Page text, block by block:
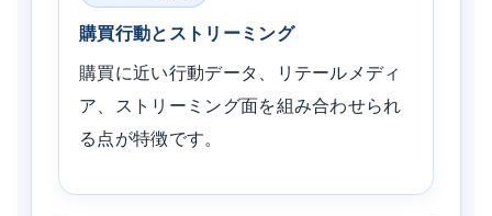
購買行動とストリーミング
購買に近い行動データ、リテールメディ
ア、ストリーミング面を組み合わせられ
る点が特徴です。